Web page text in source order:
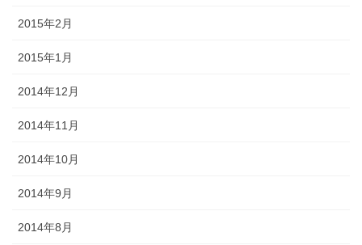
2015年2月
2015年1月
2014年12月
2014年11月
2014年10月
2014年9月
2014年8月